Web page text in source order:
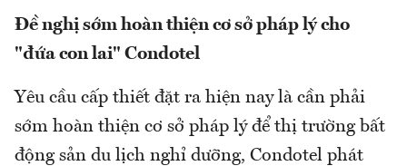
Đề nghị sớm hoàn thiện cơ sở pháp lý cho
"đứa con lai" Condotel
Yêu cầu cấp thiết đặt ra hiện nay là cần phải
sớm hoàn thiện cơ sở pháp lý để thị trường bất
động sản du lịch nghỉ dưỡng, Condotel phát